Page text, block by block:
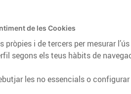
nutricionals,
del nostre territori i molts
CONSELLS I HÀBITS SALUDABLES
de les Cookies
pròpies i de tercers per mesurar
segons els teus hàbits de
les no essencials o